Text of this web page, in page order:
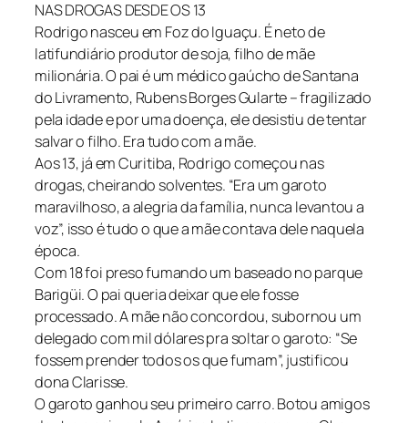
NAS DROGAS DESDE OS 13
Rodrigo nasceu em Foz do Iguaçu. É neto de
latifundiário produtor de soja, filho de mãe
milionária. O pai é um médico gaúcho de Santana
do Livramento, Rubens Borges Gularte – fragilizado
pela idade e por uma doença, ele desistiu de tentar
salvar o filho. Era tudo com a mãe.
Aos 13, já em Curitiba, Rodrigo começou nas
drogas, cheirando solventes. “Era um garoto
maravilhoso, a alegria da família, nunca levantou a
voz”, isso é tudo o que a mãe contava dele naquela
época.
Com 18 foi preso fumando um baseado no parque
Barigüi. O pai queria deixar que ele fosse
processado. A mãe não concordou, subornou um
delegado com mil dólares pra soltar o garoto: “Se
fossem prender todos os que fumam”, justificou
dona Clarisse.
O garoto ganhou seu primeiro carro. Botou amigos